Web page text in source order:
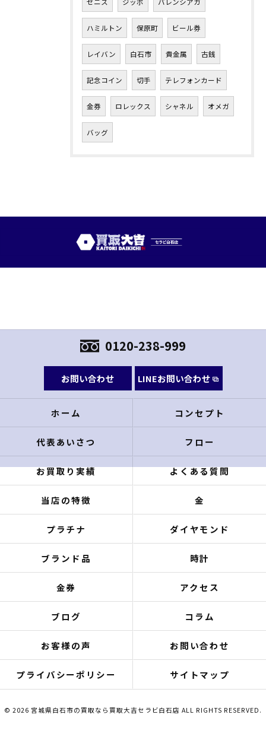
ハミルトン 保原町 ビール券
レイバン 白石市 貴金属 古銭
記念コイン 切手 テレフォンカード
金券 ロレックス シャネル オメガ
バッグ
0120-238-999
お問い合わせ LINEお問い合わせ
ホーム コンセプト
代表あいさつ フロー
お買取り実績 よくある質問
当店の特徴 金
プラチナ ダイヤモンド
ブランド品 時計
金券 アクセス
ブログ コラム
お客様の声 お問い合わせ
プライバシーポリシー サイトマップ
© 2026 宮城県白石市の買取なら買取大吉セラビ白石店 ALL RIGHTS RESERVED.